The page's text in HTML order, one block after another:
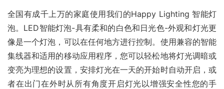
全国有成千上万的家庭使用我们的Happy Lighting 智能灯
泡。LED智能灯泡-具有柔和的白色和日光色-外观和灯光更
像是一个灯泡，可以在任何地方进行控制。使用兼容的智能
集线器和适用的移动应用程序，您可以轻松地将灯光调暗或
变亮为理想的设置，安排灯光在一天的开始时自动开启，或
者在出门在外时从所有角度开启灯光以增强安全性您的手